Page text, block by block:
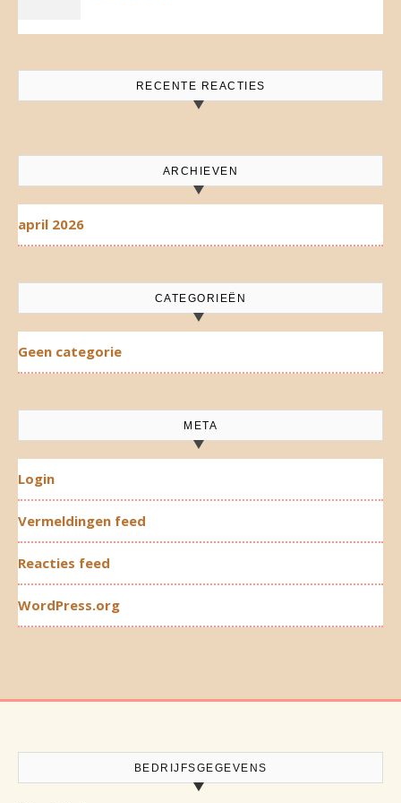
RECENTE REACTIES
ARCHIEVEN
april 2026
CATEGORIEËN
Geen categorie
META
Login
Vermeldingen feed
Reacties feed
WordPress.org
BEDRIJFSGEGEVENS